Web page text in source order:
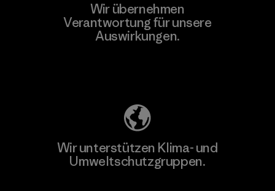
Wir übernehmen
Verantwortung für unsere
Auswirkungen.
Wir unterstützen Klima- und
Umweltschutzgruppen.